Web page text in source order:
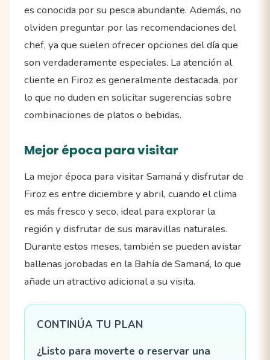
es conocida por su pesca abundante. Además, no
olviden preguntar por las recomendaciones del
chef, ya que suelen ofrecer opciones del día que
son verdaderamente especiales. La atención al
cliente en Firoz es generalmente destacada, por
lo que no duden en solicitar sugerencias sobre
combinaciones de platos o bebidas.
Mejor época para visitar
La mejor época para visitar Samaná y disfrutar de
Firoz es entre diciembre y abril, cuando el clima
es más fresco y seco, ideal para explorar la
región y disfrutar de sus maravillas naturales.
Durante estos meses, también se pueden avistar
ballenas jorobadas en la Bahía de Samaná, lo que
añade un atractivo adicional a su visita.
CONTINÚA TU PLAN
¿Listo para moverte o reservar una